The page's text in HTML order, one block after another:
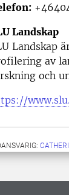
Landskap
Landskap
av
och